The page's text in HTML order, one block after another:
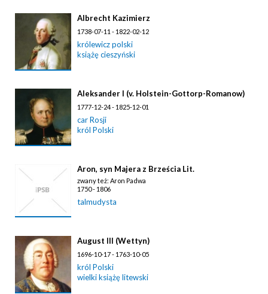
Albrecht Kazimierz
1738-07-11 - 1822-02-12
królewicz polski
książę cieszyński
Aleksander I (v. Holstein-Gottorp-Romanow)
1777-12-24 - 1825-12-01
car Rosji
król Polski
Aron, syn Majera z Brześcia Lit.
zwany też: Aron Padwa
1750 - 1806
talmudysta
August III (Wettyn)
1696-10-17 - 1763-10-05
król Polski
wielki książę litewski